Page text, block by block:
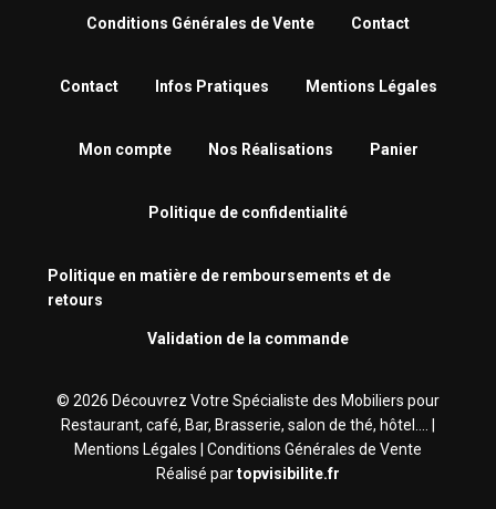
Conditions Générales de Vente Contact
Contact Infos Pratiques Mentions Légales
Mon compte Nos Réalisations Panier
Politique de confidentialité
Politique en matière de remboursements et de
retours
Validation de la commande
© 2026 Découvrez Votre Spécialiste des Mobiliers pour
Restaurant, café, Bar, Brasserie‎, salon de thé, hôtel.... |
Mentions Légales
Conditions Générales de Vente
Réalisé partopvisibilite.fr